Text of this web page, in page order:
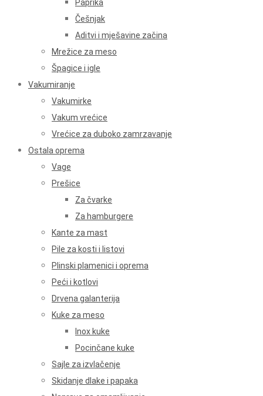
Paprika
Češnjak
Aditvi i mješavine začina
Mrežice za meso
Špagice i igle
Vakumiranje
Vakumirke
Vakum vrećice
Vrećice za duboko zamrzavanje
Ostala oprema
Vage
Prešice
Za čvarke
Za hamburgere
Kante za mast
Pile za kosti i listovi
Plinski plamenici i oprema
Peći i kotlovi
Drvena galanterija
Kuke za meso
Inox kuke
Pocinčane kuke
Sajle za izvlačenje
Skidanje dlake i papaka